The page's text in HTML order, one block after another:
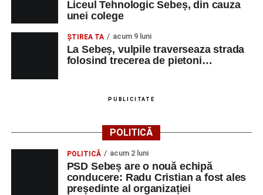
Irina Indrei – pian
Robert Indrei – bandoneon
Milena Vădan – vioară
Emanuel Elcean – contrabas
Adrian Lup – violoncel
Vlad Dordea.
Piața Primăriei
Orele 17.00–20.00– Punct oficial de înscrieri și informații
Liceul Tehnologic Sebeș, din cauza
unei colege
ŞTIREA TA acum 9 luni
La Sebeș, vulpile traverseaza strada
folosind trecerea de pietoni…
PUBLICITATE
POLITICĂ
POLITICĂ acum 2 luni
PSD Sebeș are o nouă echipă
conducere: Radu Cristian a fost ales
președinte al organizației